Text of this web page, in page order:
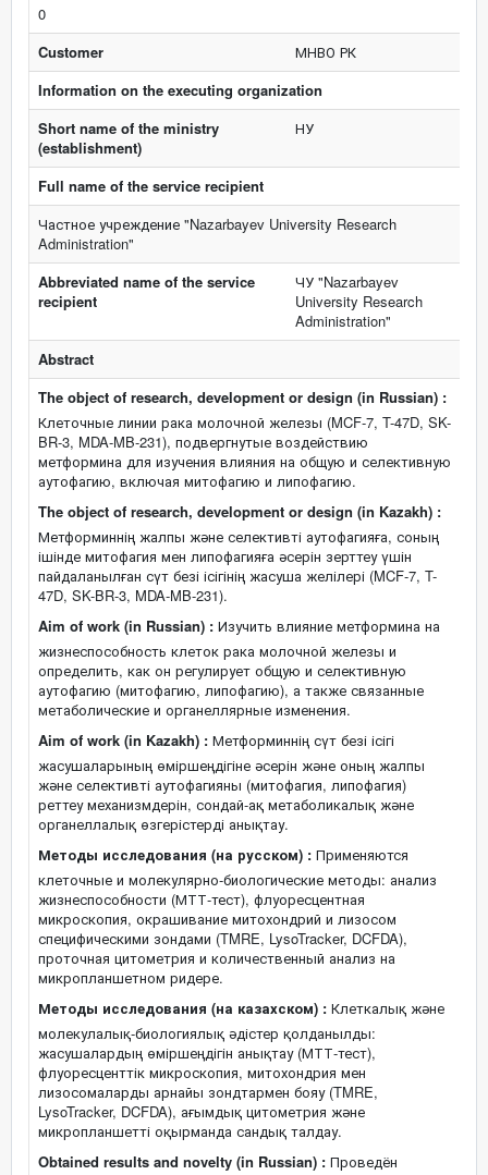
0
Customer
МНВО РК
Information on the executing organization
Short name of the ministry
(establishment)
НУ
Full name of the service recipient
Частное учреждение "Nazarbayev University Research
Administration"
Abbreviated name of the service
recipient
ЧУ "Nazarbayev
University Research
Administration"
Abstract
The object of research, development or design (in Russian) :
Клеточные линии рака молочной железы (MCF-7, T-47D, SK-
BR-3, MDA-MB-231), подвергнутые воздействию
метформина для изучения влияния на общую и селективную
аутофагию, включая митофагию и липофагию.
The object of research, development or design (in Kazakh) :
Метформиннің жалпы және селективті аутофагияға, соның
ішінде митофагия мен липофагияға әсерін зерттеу үшін
пайдаланылған сүт безі ісігінің жасуша желілері (MCF-7, T-
47D, SK-BR-3, MDA-MB-231).
Aim of work (in Russian) : Изучить влияние метформина на
жизнеспособность клеток рака молочной железы и
определить, как он регулирует общую и селективную
аутофагию (митофагию, липофагию), а также связанные
метаболические и органеллярные изменения.
Aim of work (in Kazakh) : Метформиннің сүт безі ісігі
жасушаларының өміршеңдігіне әсерін және оның жалпы
және селективті аутофагияны (митофагия, липофагия)
реттеу механизмдерін, сондай-ақ метаболикалық және
органеллалық өзгерістерді анықтау.
Методы исследования (на русском) : Применяются
клеточные и молекулярно-биологические методы: анализ
жизнеспособности (МТТ-тест), флуоресцентная
микроскопия, окрашивание митохондрий и лизосом
специфическими зондами (TMRE, LysoTracker, DCFDA),
проточная цитометрия и количественный анализ на
микропланшетном ридере.
Методы исследования (на казахском) : Клеткалық және
молекулалық-биологиялық әдістер қолданылды:
жасушалардың өміршеңдігін анықтау (МТТ-тест),
флуоресценттік микроскопия, митохондрия мен
лизосомаларды арнайы зондтармен бояу (TMRE,
LysoTracker, DCFDA), ағымдық цитометрия және
микропланшетті оқырманда сандық талдау.
Obtained results and novelty (in Russian) : Проведён